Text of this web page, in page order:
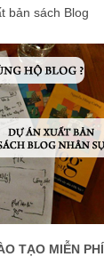
bản sách Blog
TẠO MIỄN PHÍ